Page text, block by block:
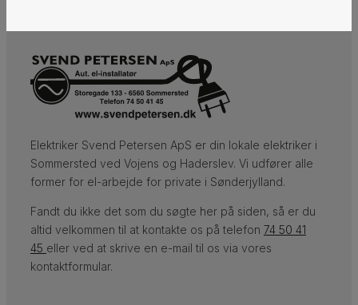
Elektriker Svend Petersen ApS​ er din lokale elektriker i
Sommersted ved Vojens og Haderslev. Vi udfører alle
former for el-arbejde for private i Sønderjylland.
​Fandt du ikke det som du søgte her på siden, så er du
altid velkommen til at kontakte os på telefon 74 50 41
45 eller ved at skrive en e-mail til os via vores
kontaktformular.